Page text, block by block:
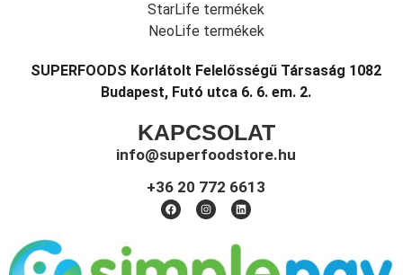
StarLife termékek
NeoLife termékek
SUPERFOODS Korlátolt Felelősségű Társaság 1082
Budapest, Futó utca 6. 6. em. 2.
KAPCSOLAT
info@superfoodstore.hu
+36 20 772 6613